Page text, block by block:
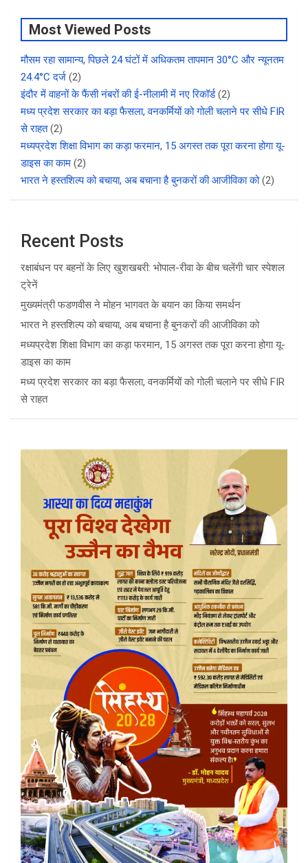
Most Viewed Posts
मौसम रहा सामान्य, पिछले 24 घंटों में अधिकतम तापमान 30°C और न्यूनतम
24.4°C दर्ज (2)
इंदौर में वाहनों के फैंसी नंबरों की ई-नीलामी में नए रिकॉर्ड (2)
मध्य प्रदेश सरकार का बड़ा फैसला, वनकर्मियों को गोली चलाने पर सीधे FIR
से राहत (2)
मध्यप्रदेश शिक्षा विभाग का कड़ा फरमान, 15 अगस्त तक पूरा करना होगा यू-
डाइस का काम (2)
भारत ने हस्तशिल्प को बचाया, अब बचाना है बुनकरों की आजीविका को (2)
Recent Posts
रक्षाबंधन पर बहनों के लिए खुशखबरी: भोपाल-रीवा के बीच चलेंगी चार स्पेशल
ट्रेनें
मुख्यमंत्री फडणवीस ने मोहन भागवत के बयान का किया समर्थन
भारत ने हस्तशिल्प को बचाया, अब बचाना है बुनकरों की आजीविका को
मध्यप्रदेश शिक्षा विभाग का कड़ा फरमान, 15 अगस्त तक पूरा करना होगा यू-
डाइस का काम
मध्य प्रदेश सरकार का बड़ा फैसला, वनकर्मियों को गोली चलाने पर सीधे FIR
से राहत